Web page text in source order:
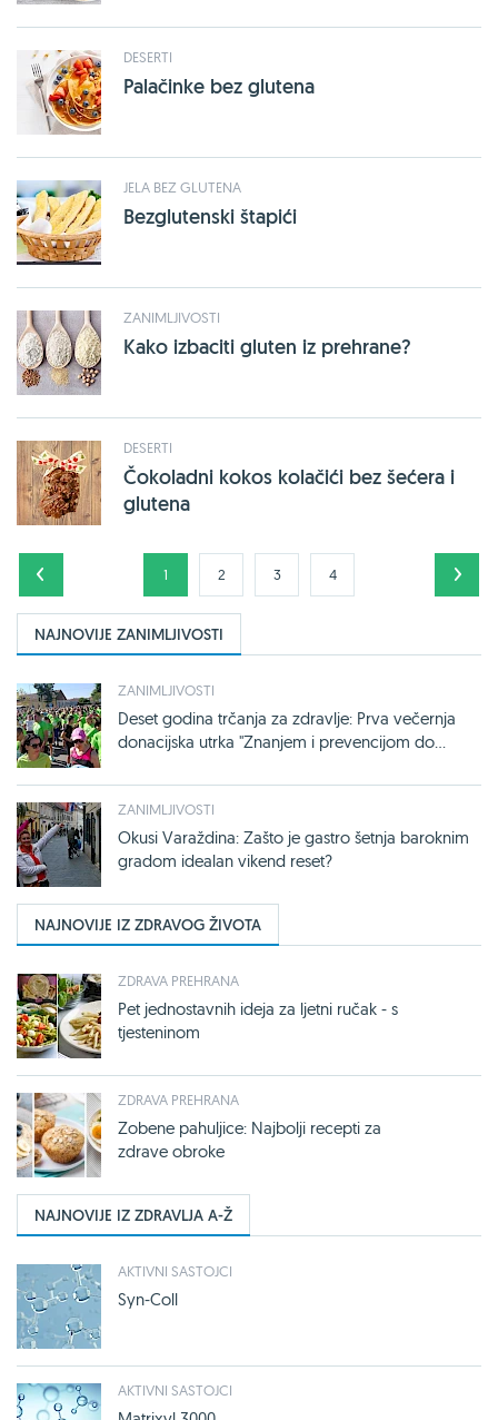
DESERTI
Palačinke bez glutena
JELA BEZ GLUTENA
Bezglutenski štapići
ZANIMLJIVOSTI
Kako izbaciti gluten iz prehrane?
DESERTI
Čokoladni kokos kolačići bez šećera i
glutena
1 2 3 4
NAJNOVIJE ZANIMLJIVOSTI
ZANIMLJIVOSTI
Deset godina trčanja za zdravlje: Prva večernja
donacijska utrka "Znanjem i prevencijom do...
ZANIMLJIVOSTI
Okusi Varaždina: Zašto je gastro šetnja baroknim
gradom idealan vikend reset?
NAJNOVIJE IZ ZDRAVOG ŽIVOTA
ZDRAVA PREHRANA
Pet jednostavnih ideja za ljetni ručak - s
tjesteninom
ZDRAVA PREHRANA
Zobene pahuljice: Najbolji recepti za
zdrave obroke
NAJNOVIJE IZ ZDRAVLJA A-Ž
AKTIVNI SASTOJCI
Syn-Coll
AKTIVNI SASTOJCI